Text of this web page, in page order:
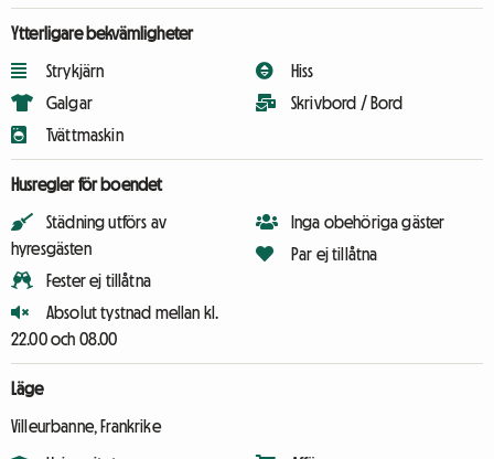
Ytterligare bekvämligheter
Strykjärn
Galgar
Tvättmaskin
Hiss
Skrivbord / Bord
Husregler för boendet
Städning utförs av
hyresgästen
Fester ej tillåtna
Absolut tystnad mellan kl.
22.00 och 08.00
Inga obehöriga gäster
Par ej tillåtna
Läge
Villeurbanne, Frankrike